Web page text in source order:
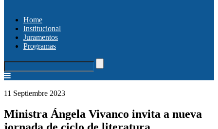
Home
Institucional
Juramentos
Programas
11 Septiembre 2023
Ministra Ángela Vivanco invita a nueva